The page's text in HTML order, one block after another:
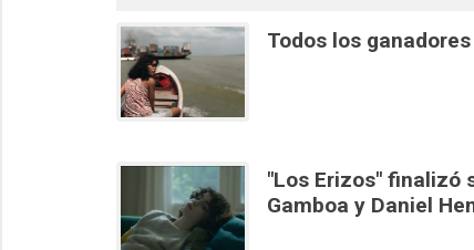
Todos los
"Los Erizos" finalizó
Gamboa y Daniel